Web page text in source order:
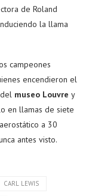
de Roland
la llama
campeones
encendieron el
museo Louvre y
en llamas de siete
a 30
antes visto.
CARL LEWIS